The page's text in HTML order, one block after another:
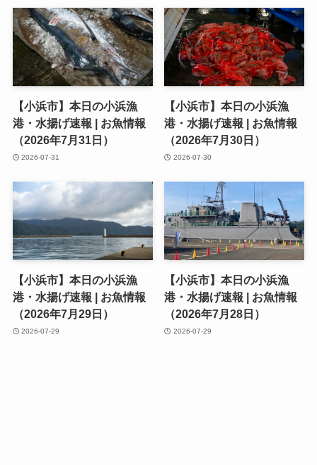
【小浜市】本日の小浜漁
港・水揚げ速報 | お魚情報
（2026年7月31日）
2026-07-31
【小浜市】本日の小浜漁
港・水揚げ速報 | お魚情報
（2026年7月30日）
2026-07-30
【小浜市】本日の小浜漁
港・水揚げ速報 | お魚情報
（2026年7月29日）
2026-07-29
【小浜市】本日の小浜漁
港・水揚げ速報 | お魚情報
（2026年7月28日）
2026-07-29